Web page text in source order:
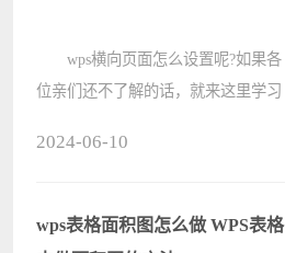
wps横向页面怎么设置呢?如果各
位亲们还不了解的话，就来这里学习
文稿 2.接着，输入文本
2024-06-10
wps表格面积图怎么做 WPS表格